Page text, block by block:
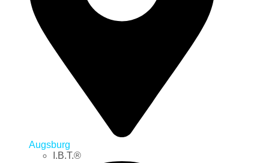
Augsburg
I.B.T.®